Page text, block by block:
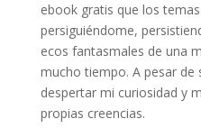
ebook gratis que los
persiguiéndome,
ecos fantasmales de una
mucho tiempo. A pesar de
despertar mi curiosidad y
propias creencias.